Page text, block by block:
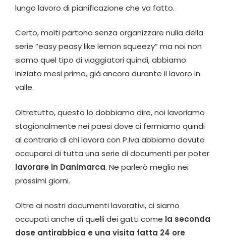
lungo lavoro di pianificazione che va fatto.
Certo, molti partono senza organizzare nulla della
serie “easy peasy like lemon squeezy” ma noi non
siamo quel tipo di viaggiatori quindi, abbiamo
iniziato mesi prima, già ancora durante il lavoro in
valle.
Oltretutto, questo lo dobbiamo dire, noi lavoriamo
stagionalmente nei paesi dove ci fermiamo quindi
al contrario di chi lavora con P.Iva abbiamo dovuto
occuparci di tutta una serie di documenti per poter
lavorare in Danimarca. Ne parlerò meglio nei
prossimi giorni.
Oltre ai nostri documenti lavorativi, ci siamo
occupati anche di quelli dei gatti come la seconda
dose antirabbica e una visita fatta 24 ore